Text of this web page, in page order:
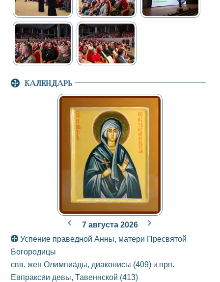
КАЛЕНДАРЬ
7 августа 2026
Успение праведной Анны, матери Пресвятой
Богородицы
свв. жен Олимпиа́ды, диаконисы (409) и прп.
Евпракси́и девы, Тавеннской (413)